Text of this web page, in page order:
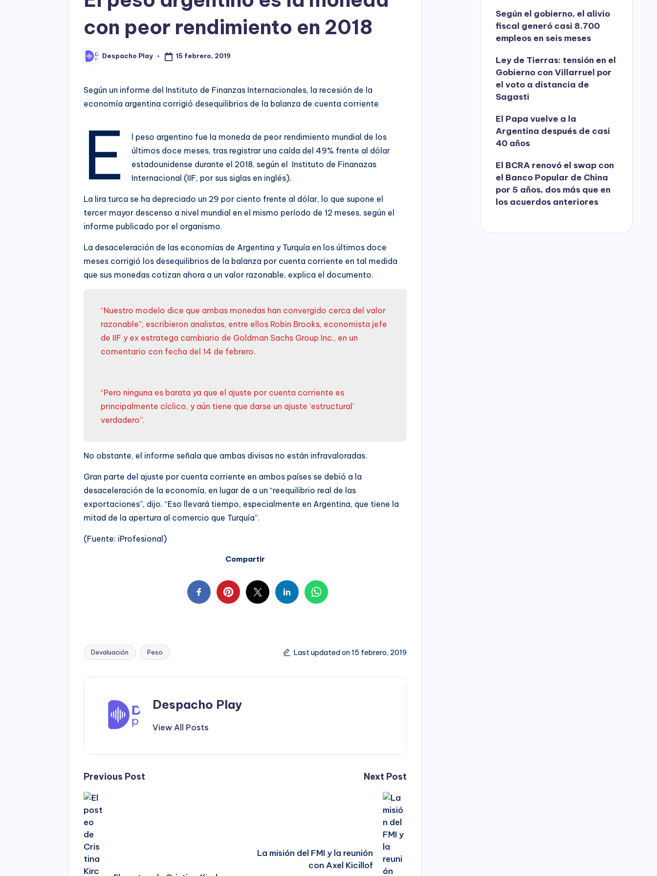
o
a
y
con peor rendimiento en 2018
Posted
by
Despacho Play 15 febrero, 2019
Según un informe del Instituto de Finanzas Internacionales, la recesión de la
economía argentina corrigió desequilibrios de la balanza de cuenta corriente
E
l peso argentino fue la moneda de peor rendimiento mundial de los
últimos doce meses, tras registrar una caída del 49% frente al dólar
estadounidense durante el 2018, según el Instituto de Finanazas
Internacional (IIF, por sus siglas en inglés).
La lira turca se ha depreciado un 29 por ciento frente al dólar, lo que supone el
tercer mayor descenso a nivel mundial en el mismo período de 12 meses, según el
informe publicado por el organismo.
La desaceleración de las economías de Argentina y Turquía en los últimos doce
meses corrigió los desequilibrios de la balanza por cuenta corriente en tal medida
que sus monedas cotizan ahora a un valor razonable, explica el documento.
“Nuestro modelo dice que ambas monedas han convergido cerca del valor
razonable”, escribieron analistas, entre ellos Robin Brooks, economista jefe
de IIF y ex estratega cambiario de Goldman Sachs Group Inc., en un
comentario con fecha del 14 de febrero.
“Pero ninguna es barata ya que el ajuste por cuenta corriente es
principalmente cíclico, y aún tiene que darse un ajuste ’estructural’
verdadero”.
No obstante, el informe señala que ambas divisas no están infravaloradas.
Gran parte del ajuste por cuenta corriente en ambos países se debió a la
desaceleración de la economía, en lugar de a un “reequilibrio real de las
exportaciones”, dijo. “Eso llevará tiempo, especialmente en Argentina, que tiene la
mitad de la apertura al comercio que Turquía”.
(Fuente: iProfesional)
Compartir
Tags:
Devaluación Peso Last updated on 15 febrero, 2019
Despacho Play
View All Posts
Post
navigation
Previous Post Next Post
La misión del FMI y la reunión
con Axel Kicillof
Según el gobierno, el alivio
fiscal generó casi 8.700
empleos en seis meses
Ley de Tierras: tensión en el
Gobierno con Villarruel por
el voto a distancia de
Sagasti
El Papa vuelve a la
Argentina después de casi
40 años
El BCRA renovó el swap con
el Banco Popular de China
por 5 años, dos más que en
los acuerdos anteriores